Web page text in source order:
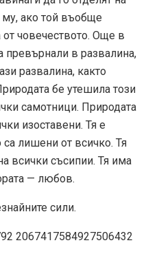
ако той въобще
човечеството. Още в
превърнали в развалина,
развалина, както
бе утешила този
самотници. Природата
изоставени. Тя е
лишени от всичко. Тя
всички съсипии. Тя има
— любов.
сили.